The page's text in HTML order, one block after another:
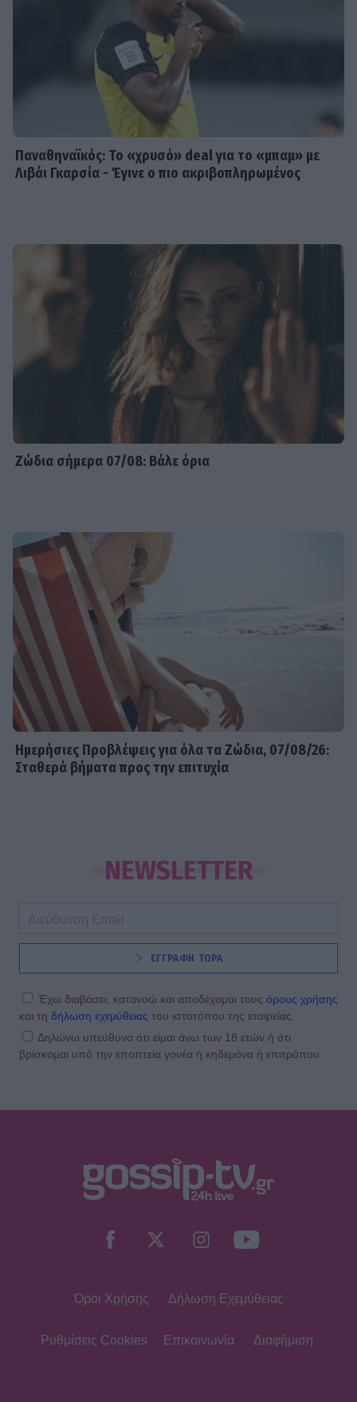
Παναθηναϊκός: Το «χρυσό» deal για το «μπαμ» με
Λιβάι Γκαρσία - Έγινε ο πιο ακριβοπληρωμένος
Ζώδια σήμερα 07/08: Βάλε όρια
Ημερήσιες Προβλέψεις για όλα τα Ζώδια, 07/08/26:
Σταθερά βήματα προς την επιτυχία
NEWSLETTER
ΕΓΓΡΑΦΗ ΤΩΡΑ
Έχω διαβάσει, κατανοώ και αποδέχομαι τους όρους χρήσης
και τη δήλωση εχεμύθειας του ιστοτόπου της εταιρείας
Δηλώνω υπεύθυνα ότι είμαι άνω των 18 ετών ή ότι
βρίσκομαι υπό την εποπτεία γονέα ή κηδεμόνα ή επιτρόπου
Όροι Χρήσης Δήλωση Εχεμύθειας
Ρυθμίσεις Cookies Επικοινωνία Διαφήμιση